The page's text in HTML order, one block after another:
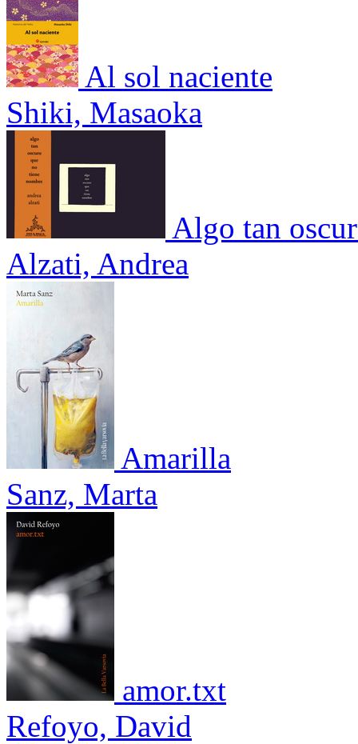
Al sol naciente
Shiki, Masaoka
Algo tan
Alzati, Andrea
Amarilla
Sanz, Marta
amor.txt
Refoyo, David